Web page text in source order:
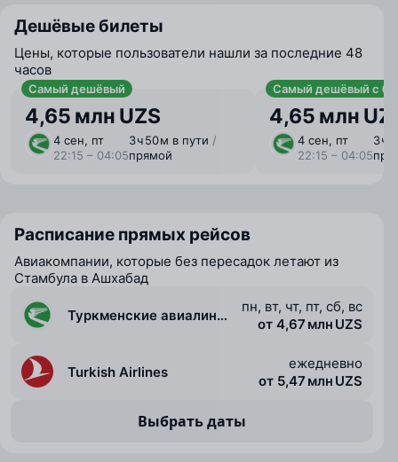
Дешёвые билеты
Цены, которые пользователи нашли за последние 48
часов
Самый дешёвый
4,65 млн UZS
4 сен, пт
22:15 – 04:05
3 ⁠ч 50 ⁠м в пути /
прямой
Самый дешёвый с
4,65 млн
4 сен, пт
22:15 – 04:05
3 ⁠ч
Расписание прямых рейсов
Авиакомпании, которые без пересадок летают из
Стамбула в Ашхабад
Туркменские авиалинии
пн, вт, чт, пт, сб, вс
от 4,67 млн UZS
Turkish Airlines
ежедневно
от 5,47 млн UZS
Выбрать даты